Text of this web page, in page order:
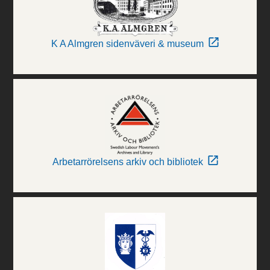
K A Almgren sidenväveri & museum
Arbetarrörelsens arkiv och bibliotek